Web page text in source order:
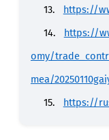
13.
https://
14.
https://
omy/
mea/
15.
https://